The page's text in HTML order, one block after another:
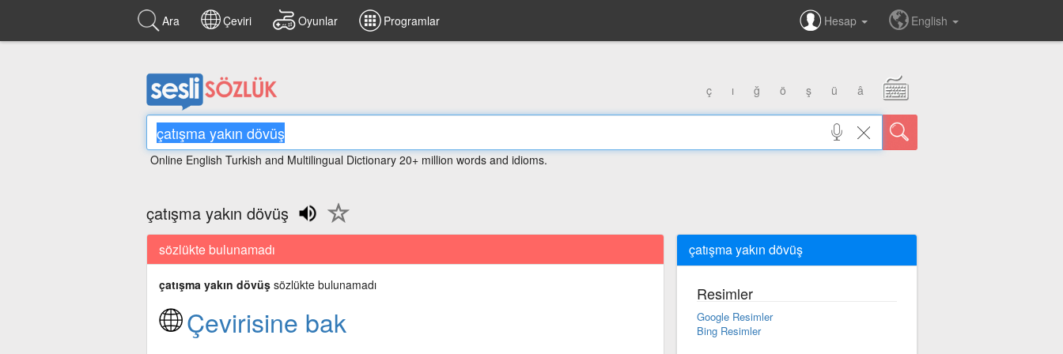
Ara Çeviri Oyunlar Programlar Hesap English
ç ı ğ ö ş ü â
Online English Turkish and Multilingual Dictionary 20+ million words and idioms.
çatışma yakın dövüş
sözlükte bulunamadı
çatışma yakın dövüşsözlükte bulunamadı
Çevirisine bak
çatışma yakın dövüş
Resimler
Google Resimler
Bing Resimler